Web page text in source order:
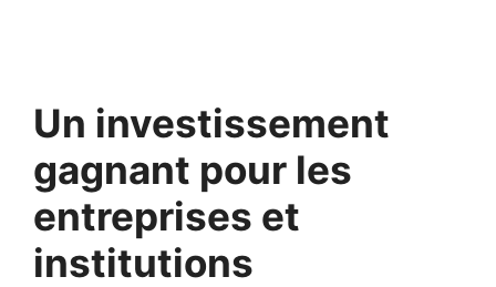
Un investissement
gagnant pour les
entreprises et
institutions